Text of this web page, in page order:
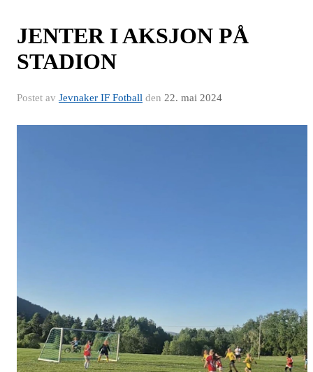
JENTER I AKSJON PÅ
STADION
Postet av Jevnaker IF Fotball den 22. mai 2024